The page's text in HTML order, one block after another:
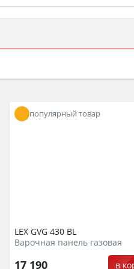
функции (конвекция,
популярный товар
LEX GVG 430 BL
Варочная панель газовая
17 190 в